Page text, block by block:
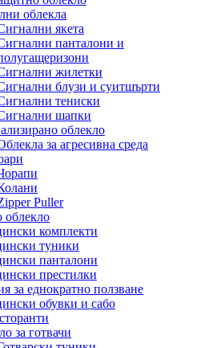
облекла
якета
панталони и
жилетки
блузи и суитшърти
тениски
шапки
облекло
за агресивна среда
Puller
комплекти
туники
панталони
престилки
за еднократно ползване
обувки и сабо
за готвачи